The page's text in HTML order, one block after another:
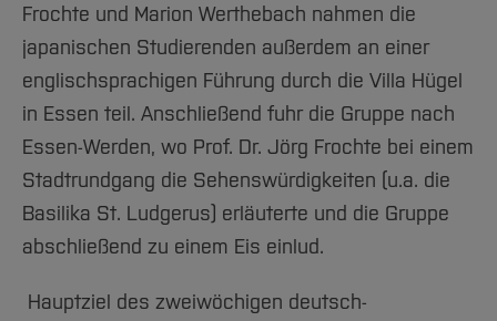
Frochte und Marion Werthebach nahmen die
japanischen Studierenden außerdem an einer
englischsprachigen Führung durch die Villa Hügel
in Essen teil. Anschließend fuhr die Gruppe nach
Essen-Werden, wo Prof. Dr. Jörg Frochte bei einem
Stadtrundgang die Sehenswürdigkeiten (u.a. die
Basilika St. Ludgerus) erläuterte und die Gruppe
abschließend zu einem Eis einlud.
Hauptziel des zweiwöchigen deutsch-